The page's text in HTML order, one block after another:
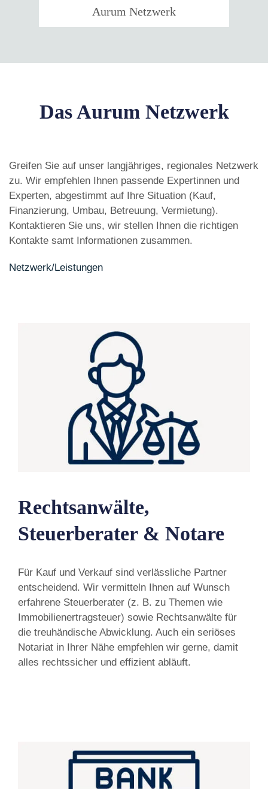
Aurum Netzwerk
Das Aurum Netzwerk
Greifen Sie auf unser langjähriges, regionales Netzwerk
zu. Wir empfehlen Ihnen passende Expertinnen und
Experten, abgestimmt auf Ihre Situation (Kauf,
Finanzierung, Umbau, Betreuung, Vermietung).
Kontaktieren Sie uns, wir stellen Ihnen die richtigen
Kontakte samt Informationen zusammen.
Netzwerk/Leistungen
Rechtsanwälte,
Steuerberater & Notare
Für Kauf und Verkauf sind verlässliche Partner
entscheidend. Wir vermitteln Ihnen auf Wunsch
erfahrene Steuerberater (z. B. zu Themen wie
Immobilienertragsteuer) sowie Rechtsanwälte für
die treuhändische Abwicklung. Auch ein seriöses
Notariat in Ihrer Nähe empfehlen wir gerne, damit
alles rechtssicher und effizient abläuft.